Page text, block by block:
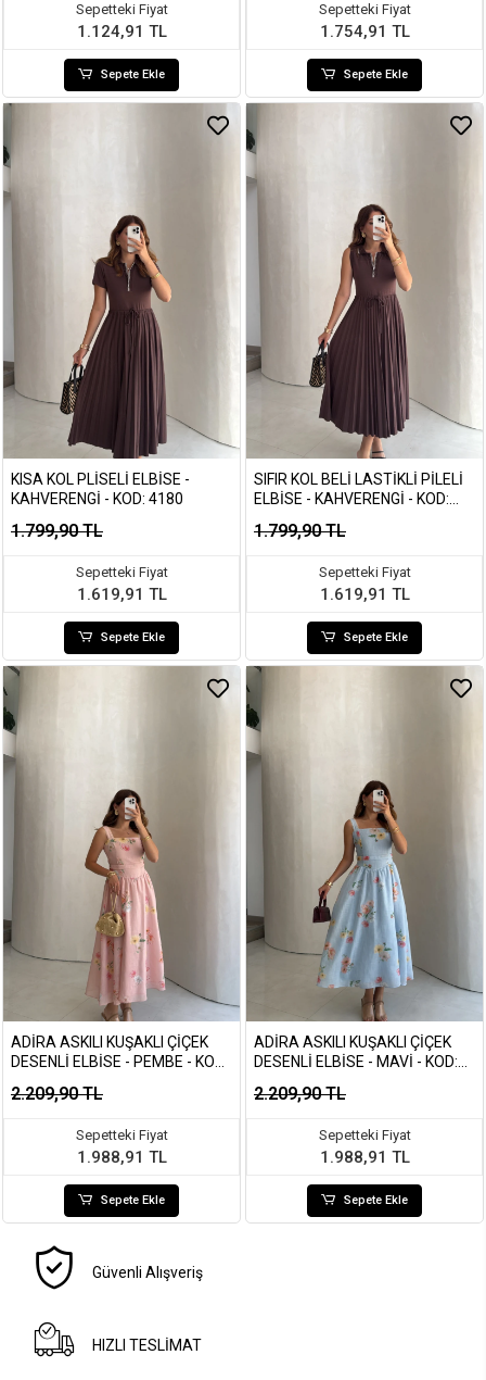
Sepetteki Fiyat
1.124,91 TL
Sepete Ekle
Sepetteki Fiyat
1.754,91 TL
Sepete Ekle
KISA KOL PLISELI ELBISE -
KAHVERENGI - KOD: 4180
1.799,90 TL
Sepetteki Fiyat
1.619,91 TL
Sepete Ekle
SIFIR KOL BELI LASTIKLI PILELI
ELBISE - KAHVERENGI - KOD:
1.799,90 TL
Sepetteki Fiyat
1.619,91 TL
Sepete Ekle
ADIRA ASKILI KUŞAKLI ÇIÇEK
DESENLI ELBISE - PEMBE - KOD:
2.209,90 TL
Sepetteki Fiyat
1.988,91 TL
Sepete Ekle
ADIRA ASKILI KUŞAKLI ÇIÇEK
DESENLI ELBISE - MAVI - KOD:
2.209,90 TL
Sepetteki Fiyat
1.988,91 TL
Sepete Ekle
Güvenli Alışveriş
HIZLI TESLİMAT